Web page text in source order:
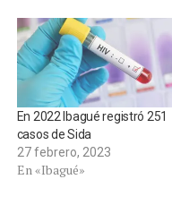
En 2022 Ibagué registró 251
casos de Sida
27 febrero, 2023
En «Ibagué»